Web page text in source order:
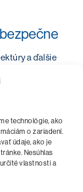
technológie, ako
o zariadení.
údaje, ako je
Nesúhlas
vlastnosti a
a ďalšie